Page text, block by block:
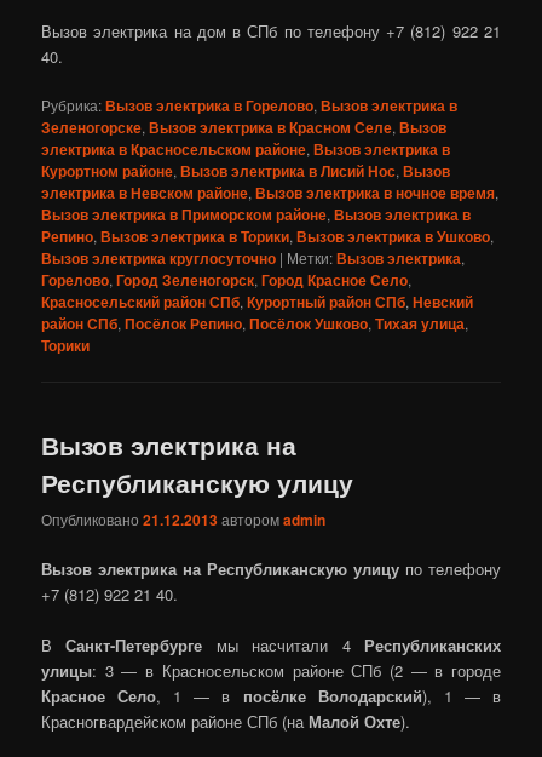
Вызов электрика на дом в СПб по телефону +7 (812) 922 21
40.
Рубрика:Вызов электрика в Горелово,Вызов электрика в
Зеленогорске,Вызов электрика в Красном Селе,Вызов
электрика в Красносельском районе,Вызов электрика в
Курортном районе,Вызов электрика в Лисий Нос,Вызов
электрика в Невском районе,Вызов электрика в ночное время,
Вызов электрика в Приморском районе,Вызов электрика в
Репино,Вызов электрика в Торики,Вызов электрика в Ушково,
Вызов электрика круглосуточно | Метки:Вызов электрика,
Горелово,Город Зеленогорск,Город Красное Село,
Красносельский район СПб,Курортный район СПб,Невский
район СПб,Посёлок Репино,Посёлок Ушково,Тихая улица,
Торики
Вызов электрика на
Республиканскую улицу
Опубликовано21.12.2013авторомadmin
Вызов электрика на Республиканскую улицупо телефону
+7 (812) 922 21 40.
ВСанкт-Петербурге мы насчитали 4 Республиканских
улицы: 3 — в Красносельском районе СПб (2 — в городе
Красное Село, 1 — в посёлке Володарский), 1 — в
Красногвардейском районе СПб (на Малой Охте).